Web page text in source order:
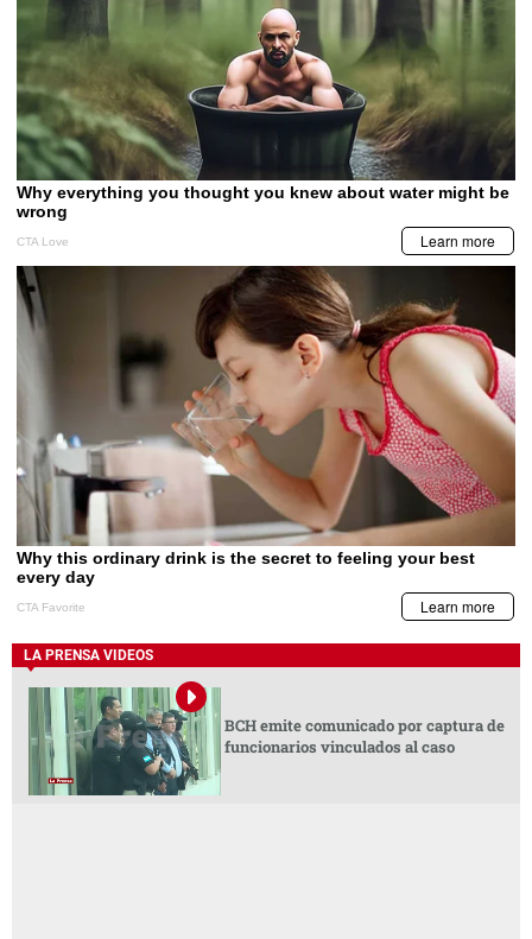
LA PRENSA VIDEOS
BCH emite comunicado por captura de
funcionarios vinculados al caso